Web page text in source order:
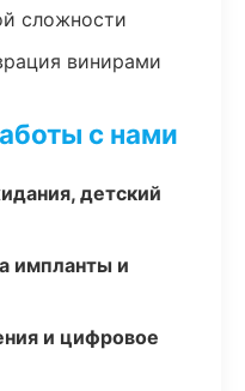
сложности
винирами
с нами
детский
импланты и
и цифровое